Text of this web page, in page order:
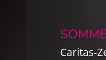
Caritas-